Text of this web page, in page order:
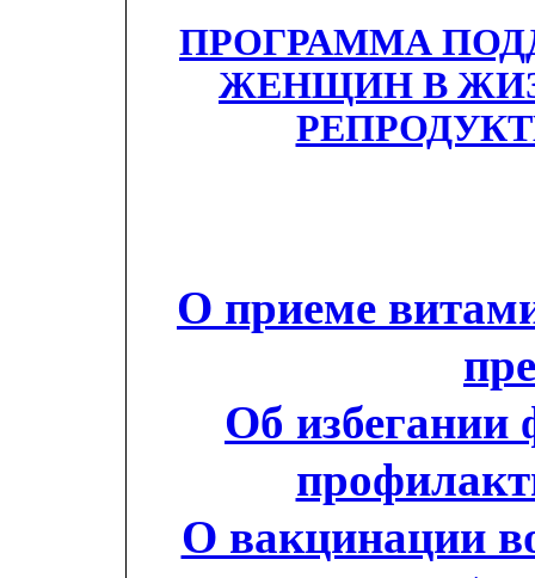
ПРОГРАММА
ЖЕНЩИН В
О приеме
Об избегании
О вакцинации